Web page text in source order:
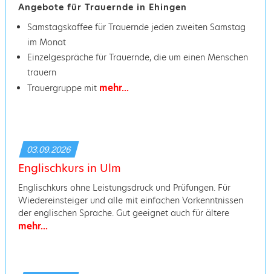
Angebote für Trauernde in Ehingen
Samstagskaffee für Trauernde jeden zweiten Samstag
im Monat
Einzelgespräche für Trauernde, die um einen Menschen
trauern
Trauergruppe mitmehr...
03.09.2026
Englischkurs in Ulm
Englischkurs ohne Leistungsdruck und Prüfungen. Für
Wiedereinsteiger und alle mit einfachen Vorkenntnissen
der englischen Sprache. Gut geeignet auch für ältere
mehr...